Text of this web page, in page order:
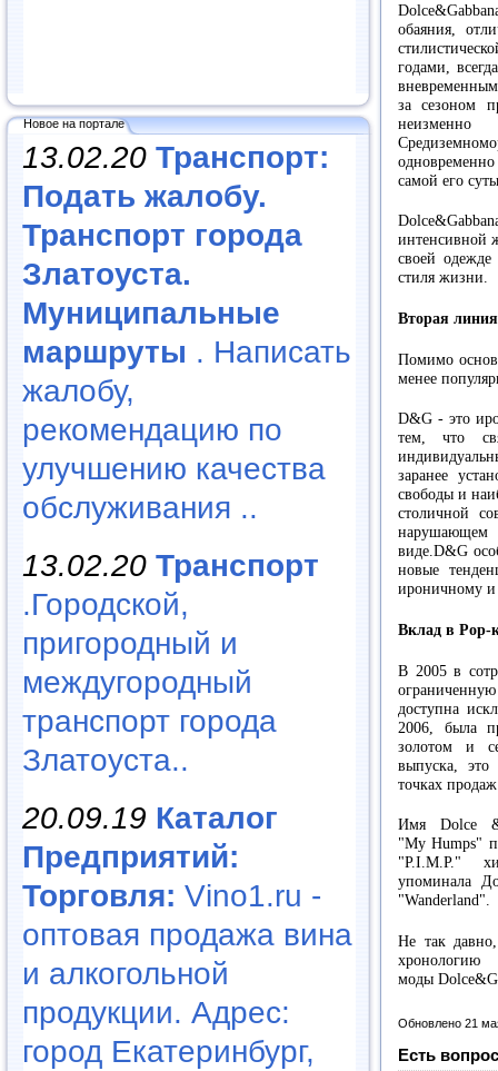
Новое на портале
13.02.20 Транспорт:
Подать жалобу.
Транспорт города
Златоуста.
Муниципальные
маршруты . Написать
жалобу,
рекомендацию по
улучшению качества
обслуживания ..
13.02.20 Транспорт
.Городской,
пригородный и
междугородный
транспорт города
Златоуста..
20.09.19 Каталог
Предприятий:
Торговля: Vino1.ru -
оптовая продажа вина
и алкогольной
продукции. Адрес:
город Екатеринбург,
обаяния,
годами,
за сезоном
неизменно
самой его
интенсивной
своей одежде
стиля жизни.
Вторая
Помимо
менее
D&G - это
тем, что
заранее
свободы и
столичной
виде.D&G
новые
ироничному и
Вклад в Pop-
В 2005 в
доступна
2006, была
золотом и
выпуска,
точках
Имя Dolce &
"My Humps"
"P.I.M.P."
упоминала
"Wanderland".
Не так
моды
Обновлено 21
Есть